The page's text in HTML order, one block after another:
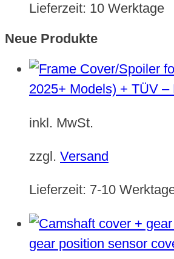
Lieferzeit: 10 Werktage
Neue Produkte
2025+ Models) + TÜV
inkl. MwSt.
zzgl. Versand
Lieferzeit: 7-10
gear position sensor